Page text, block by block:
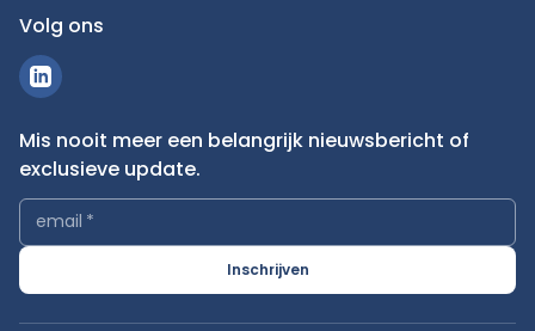
Volg ons
Mis nooit meer een belangrijk nieuwsbericht of
exclusieve update.
email *
Inschrijven